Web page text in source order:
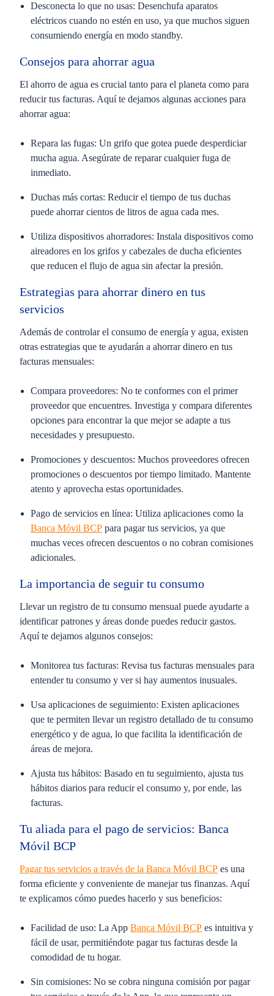
Desconecta lo que no usas: Desenchufa aparatos
eléctricos cuando no estén en uso, ya que muchos siguen
consumiendo energía en modo standby.
Consejos para ahorrar agua
El ahorro de agua es crucial tanto para el planeta como para
reducir tus facturas. Aquí te dejamos algunas acciones para
ahorrar agua:
Repara las fugas: Un grifo que gotea puede desperdiciar
mucha agua. Asegúrate de reparar cualquier fuga de
inmediato.
Duchas más cortas: Reducir el tiempo de tus duchas
puede ahorrar cientos de litros de agua cada mes.
Utiliza dispositivos ahorradores: Instala dispositivos como
aireadores en los grifos y cabezales de ducha eficientes
que reducen el flujo de agua sin afectar la presión.
Estrategias para ahorrar dinero en tus
servicios
Además de controlar el consumo de energía y agua, existen
otras estrategias que te ayudarán a ahorrar dinero en tus
facturas mensuales:
Compara proveedores: No te conformes con el primer
proveedor que encuentres. Investiga y compara diferentes
opciones para encontrar la que mejor se adapte a tus
necesidades y presupuesto.
Promociones y descuentos: Muchos proveedores ofrecen
promociones o descuentos por tiempo limitado. Mantente
atento y aprovecha estas oportunidades.
Pago de servicios en línea: Utiliza aplicaciones como la
Banca Móvil BCP para pagar tus servicios, ya que
muchas veces ofrecen descuentos o no cobran comisiones
adicionales.
La importancia de seguir tu consumo
Llevar un registro de tu consumo mensual puede ayudarte a
identificar patrones y áreas donde puedes reducir gastos.
Aquí te dejamos algunos consejos:
Monitorea tus facturas: Revisa tus facturas mensuales para
entender tu consumo y ver si hay aumentos inusuales.
Usa aplicaciones de seguimiento: Existen aplicaciones
que te permiten llevar un registro detallado de tu consumo
energético y de agua, lo que facilita la identificación de
áreas de mejora.
Ajusta tus hábitos: Basado en tu seguimiento, ajusta tus
hábitos diarios para reducir el consumo y, por ende, las
facturas.
Tu aliada para el pago de servicios: Banca
Móvil BCP
Pagar tus servicios a través de la Banca Móvil BCP es una
forma eficiente y conveniente de manejar tus finanzas. Aquí
te explicamos cómo puedes hacerlo y sus beneficios:
Facilidad de uso: La App Banca Móvil BCP es intuitiva y
fácil de usar, permitiéndote pagar tus facturas desde la
comodidad de tu hogar.
Sin comisiones: No se cobra ninguna comisión por pagar